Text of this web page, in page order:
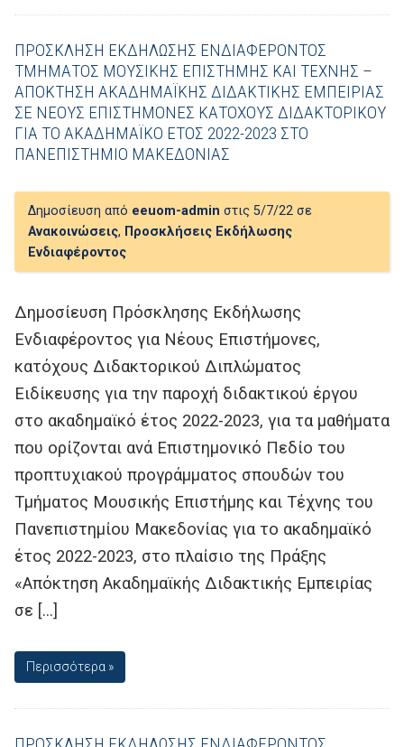
ΠΡΟΣΚΛΗΣΗ ΕΚΔΗΛΩΣΗΣ ΕΝΔΙΑΦΕΡΟΝΤΟΣ
ΤΜΗΜΑΤΟΣ ΜΟΥΣΙΚΗΣ ΕΠΙΣΤΗΜΗΣ ΚΑΙ ΤΕΧΝΗΣ –
ΑΠΟΚΤΗΣΗ ΑΚΑΔΗΜΑΪΚΗΣ ΔΙΔΑΚΤΙΚΗΣ ΕΜΠΕΙΡΙΑΣ
ΣΕ ΝΕΟΥΣ ΕΠΙΣΤΗΜΟΝΕΣ ΚΑΤΟΧΟΥΣ ΔΙΔΑΚΤΟΡΙΚΟΥ
ΓΙΑ ΤΟ ΑΚΑΔΗΜΑΪΚΟ ΕΤΟΣ 2022-2023 ΣΤΟ
ΠΑΝΕΠΙΣΤΗΜΙΟ ΜΑΚΕΔΟΝΙΑΣ
Δημοσίευση από eeuom-admin στις 5/7/22 σε
Ανακοινώσεις, Προσκλήσεις Εκδήλωσης
Ενδιαφέροντος
Δημοσίευση Πρόσκλησης Εκδήλωσης
Ενδιαφέροντος για Νέους Επιστήμονες,
κατόχους Διδακτορικού Διπλώματος
Ειδίκευσης για την παροχή διδακτικού έργου
στο ακαδημαϊκό έτος 2022-2023, για τα μαθήματα
που ορίζονται ανά Επιστημονικό Πεδίο του
προπτυχιακού προγράμματος σπουδών του
Τμήματος Μουσικής Επιστήμης και Τέχνης του
Πανεπιστημίου Μακεδονίας για το ακαδημαϊκό
έτος 2022-2023, στο πλαίσιο της Πράξης
«Απόκτηση Ακαδημαϊκής Διδακτικής Εμπειρίας
σε […]
Περισσότερα »